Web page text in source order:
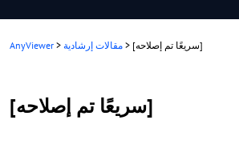
AnyViewer > مقالات إرشادية > [سريعًا تم إصلاحه]
[سريعًا تم إصلاحه]